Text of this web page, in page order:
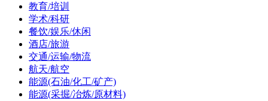
教育/培训
学术/科研
餐饮/娱乐/休闲
酒店/旅游
交通/运输/物流
航天/航空
能源(石油/化工/矿产)
能源(采掘/冶炼/原材料)